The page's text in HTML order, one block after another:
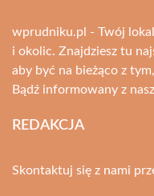
wprudniku.pl - Twój
i okolic. Znajdziesz tu
aby być na bieżąco z
Bądź informowany z
REDAKCJA
Skontaktuj się z nami